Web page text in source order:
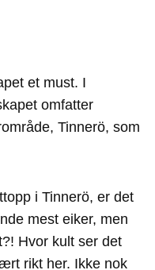
et must. I
omfatter
Tinnerö, som
i Tinnerö, er det
mest eiker, men
Hvor kult ser det
rikt her. Ikke nok